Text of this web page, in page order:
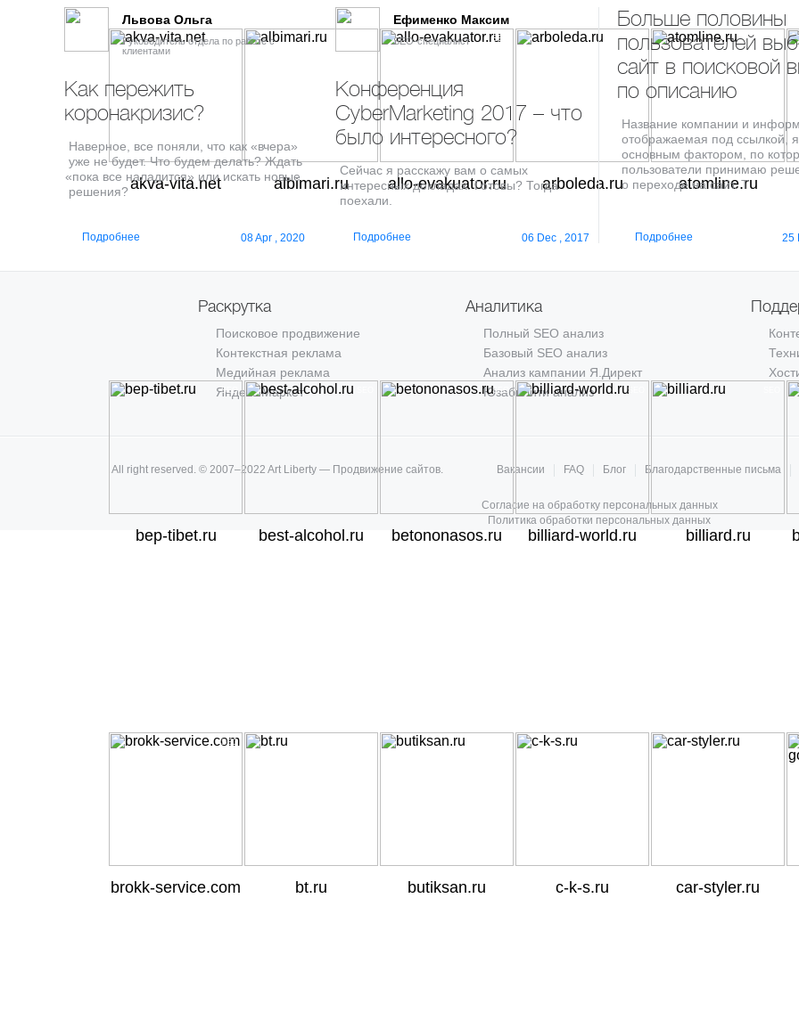
Проект
.com» – снижение цены
клика в 3,5 раза.
До:
После:
Показы 4900 4700
Цена клика в у.е. 6,4
Проект
.ru» – снижение цены клика
в 3,3 раза.
Показы 32500 29800
1780 2630
Цена клика в у.е. 1,53
akva-vita.net
SEO
albimari.ru allo-evakuator.ru
SEO
arboleda.ru
SEO
atomline.ru
SEO
bep-tibet.ru
SEO
best-alcohol.ru betononasos.ru
SEO
billiard-world.ru
SEO
billiard.ru
brokk-service.com
SEO
bt.ru butiksan.ru c-k-s.ru car-styler.ru
Львова Ольга
Руководитель отдела по работе с
клиентами
Как пережить
коронакризис?
Наверное, все поняли, что как «вчера»
уже не будет. Что будем делать? Ждать
«пока все наладится» или искать новые
решения?
Подробнее 08 Apr , 2020
Ефименко Максим
SEO-специалист
Конференция
CyberMarketing 2017 – что
было интересного?
Сейчас я расскажу вам о самых
интересных докладах. Готовы? Тогда
поехали.
Подробнее 06 Dec , 2017
Больше половины
пользователей
сайт в поисковой
по описанию
Название компании и
отображаемая под ссылкой,
основным фактором, по
пользователи принимаю
о переходе на сайт. Т
Подробнее 25
Раскрутка
Поисковое продвижение
Контекстная реклама
Медийная реклама
Яндекс.Маркет
Аналитика
Полный SEO анализ
Базовый SEO анализ
Анализ кампании Я.Директ
Юзабилити анализ
All right reserved. © 2007–2022 Art Liberty — Продвижение сайтов. Вакансии FAQ Блог Благодарственные письма
Согласие на обработку персональных данных
Политика обработки персональных данных